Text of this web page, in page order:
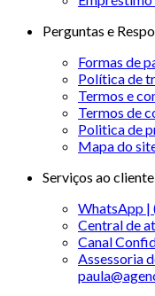
Perguntas e
Formas de
Política de
Termos e
Termos de
Politica de
Mapa do
Serviços ao cliente
WhatsApp |
Central de
Canal
Assessoria